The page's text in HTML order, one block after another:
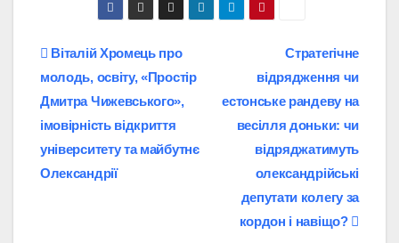
Навігація
записів
Стратегічне
відрядження чи
естонське рандеву на
весілля доньки: чи
відряджатимуть
олександрійські
депутати колегу за
кордон і навіщо?
Віталій Хромець про
молодь, освіту, «Простір
Дмитра Чижевського»,
імовірність відкриття
університету та майбутнє
Олександрії